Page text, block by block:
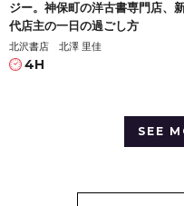
ジー。神保町の洋古書専門店、
代店主の一日の過ごし方
北沢書店 北澤 里佳
4H
SEE